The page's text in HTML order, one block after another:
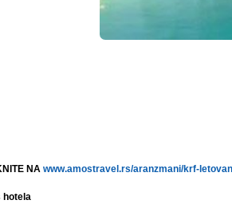
NA www.amostravel.rs/aranzmani/krf-
hotela